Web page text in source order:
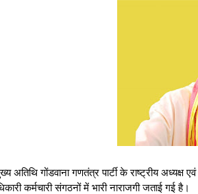
अतिथि गोंडवाना गणतंत्र पार्टी के राष्ट्रीय
कर्मचारी संगठनों में भारी नाराजगी जताई गई है।